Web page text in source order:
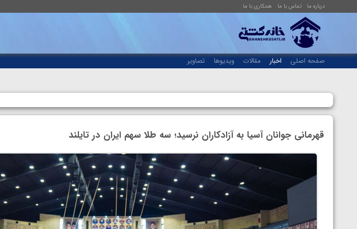
درباره ما تماس با ما همکاری با ما
صفحه اصلی اخبار مقالات ویدیوها تصاویر
قهرمانی جوانان آسیا به آزادکاران نرسید؛ سه طلا سهم ایران در تایلند